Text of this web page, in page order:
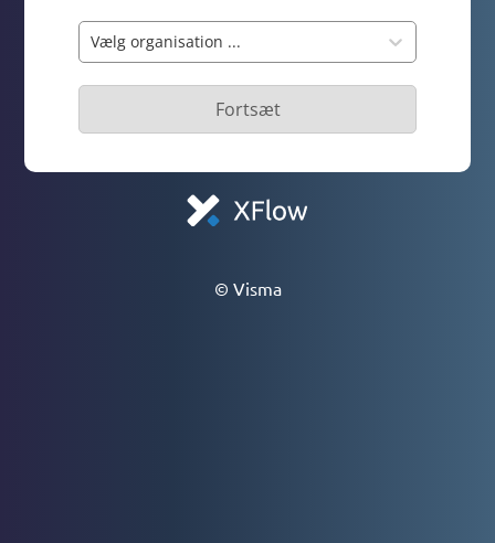
Vælg organisation ...
Fortsæt
© Visma